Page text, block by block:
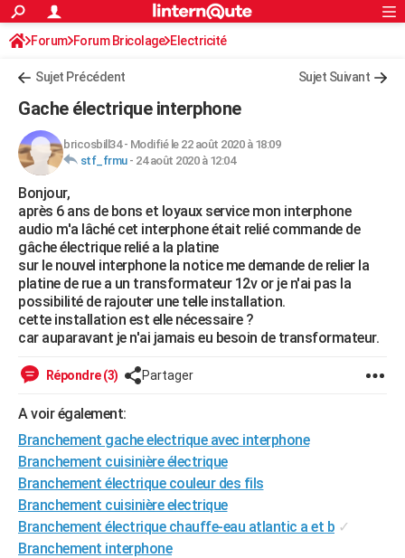
ACTUALITÉS
Politique
Société
Faits Divers
Education
Monde
Villes
+
FINANCE
Retraite
Impôts
Epargne
Immobilier
Risques naturels par ville
Banque
Assurance
Crédit
AUTO
Essais
Réserver un essai
Citadines
Berlines
SUV
Forum auto
+HIGH-TECH
Mobiles
Meilleur smartphone
Internet
Ordinateurs
Jeux vidéo
Guide high-tech
+BRICOLAGE
Forum
Aménagement intérieur
Extérieur
Cuisine
Salle de bains
Jardinage
Rangement
WEEK-END
Guides de France
Escapades
Patrimoine
Expositions
Musées
Week-end nature
+LIFESTYLE
Art de vivre
Modes de vie
Alimentation
Guide de la santé
Maladies
Médicaments
Sommeil
Destinations
City break
Voyage nature
Voyage de noces
Forum
Climat
+
GUIDES D'ACHAT
BONS PLANS
CARTE DE VOEUX
S'inscrire
Connexion
Forum Forum Bricolage Electricité
Sujet Précédent Sujet Suivant
Gache électrique interphone
bricosbill34- Modifié le 22 août 2020 à 18:09
stf_frmu- 24 août 2020 à 12:04
Bonjour,
après 6 ans de bons et loyaux service mon interphone
audio m'a lâché cet interphone était relié commande de
gâche électrique relié a la platine
sur le nouvel interphone la notice me demande de relier la
platine de rue a un transformateur 12v or je n'ai pas la
possibilité de rajouter une telle installation.
cette installation est elle nécessaire ?
car auparavant je n'ai jamais eu besoin de transformateur.
Répondre (3) Partager
A voir également:
Branchement gache electrique avec interphone
Branchement cuisinière électrique
Branchement électrique couleur des fils
Branchement cuisinière electrique
Branchement électrique chauffe-eau atlantic a et b ✓
Branchement interphone